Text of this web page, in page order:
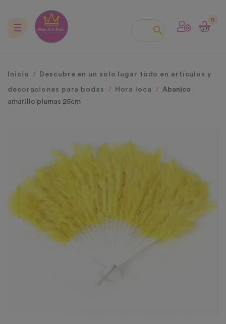

0
Navegación
☰
Inicio Descubre en un solo lugar todo en artículos y
decoraciones para bodas Hora loca
Abanico
amarillo plumas 25cm